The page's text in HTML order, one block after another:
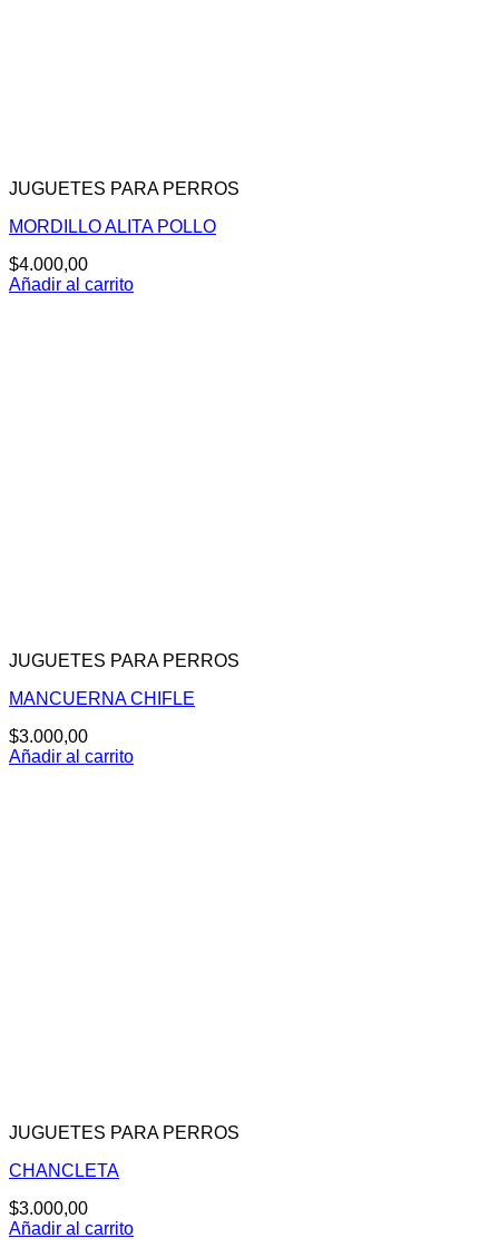
JUGUETES PARA PERROS
MORDILLO ALITA POLLO
$4.000,00
Añadir al carrito
JUGUETES PARA PERROS
MANCUERNA CHIFLE
$3.000,00
Añadir al carrito
JUGUETES PARA PERROS
CHANCLETA
$3.000,00
Añadir al carrito